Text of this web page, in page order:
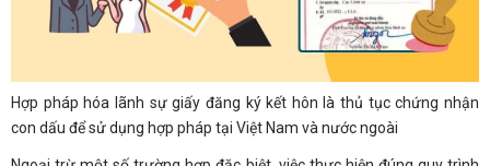
Hợp pháp hóa lãnh sự giấy đăng ký kết hôn là thủ tục chứng nhận
con dấu để sử dụng hợp pháp tại Việt Nam và nước ngoài